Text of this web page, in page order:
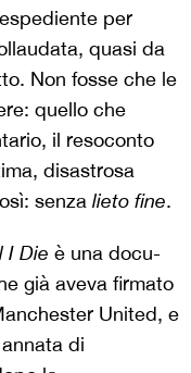
per
quasi da
Non fosse che le
quello che
il resoconto
disastrosa
senza lieto fine.
I Die è una docu-
già aveva firmato
United, e
di